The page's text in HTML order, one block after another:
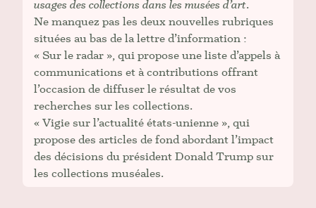
usages des collections dans les musées d’art.
Ne manquez pas les deux nouvelles rubriques
situées au bas de la lettre d’information :
« Sur le radar », qui propose une liste d’appels à
communications et à contributions offrant
l’occasion de diffuser le résultat de vos
recherches sur les collections.
« Vigie sur l’actualité états-unienne », qui
propose des articles de fond abordant l’impact
des décisions du président Donald Trump sur
les collections muséales.